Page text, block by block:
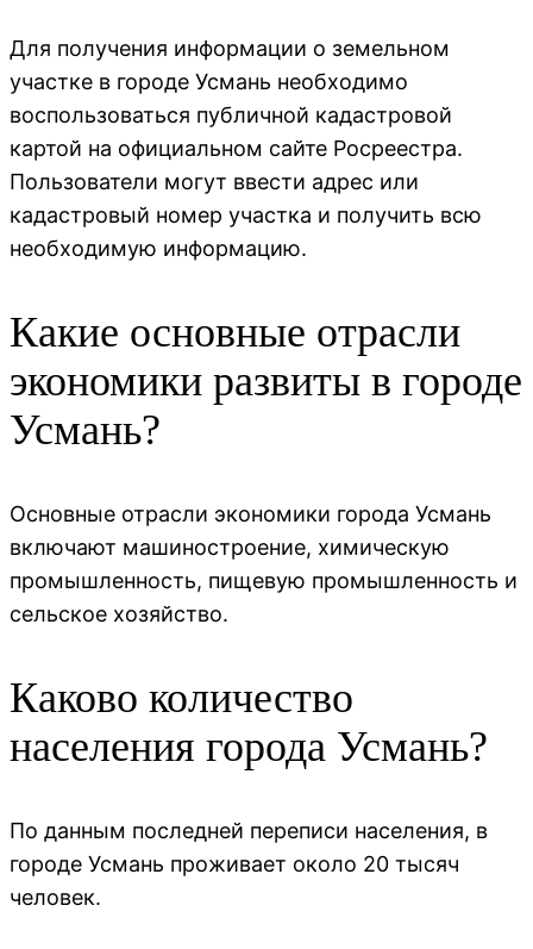
Для получения информации о земельном
участке в городе Усмань необходимо
воспользоваться публичной кадастровой
картой на официальном сайте Росреестра.
Пользователи могут ввести адрес или
кадастровый номер участка и получить всю
необходимую информацию.
Какие основные отрасли
экономики развиты в городе
Усмань?
Основные отрасли экономики города Усмань
включают машиностроение, химическую
промышленность, пищевую промышленность и
сельское хозяйство.
Каково количество
населения города Усмань?
По данным последней переписи населения, в
городе Усмань проживает около 20 тысяч
человек.